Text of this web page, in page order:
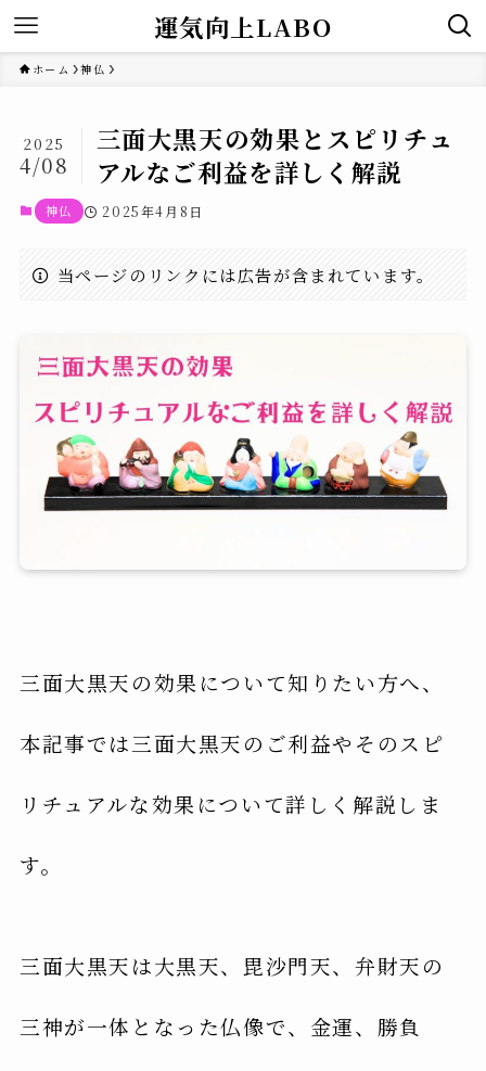
運気向上LABO
ホーム 神仏
三面大黒天の効果とスピリチュ
アルなご利益を詳しく解説
2025
4/08
神仏 2025年4月8日
当ページのリンクには広告が含まれています。
三面大黒天の効果について知りたい方へ、
本記事では三面大黒天のご利益やそのスピ
リチュアルな効果について詳しく解説しま
す。
三面大黒天は大黒天、毘沙門天、弁財天の
三神が一体となった仏像で、金運、勝負